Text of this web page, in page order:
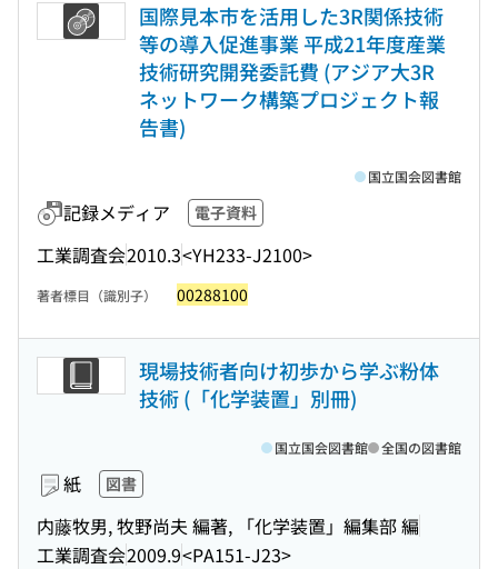
国際見本市を活用した3R関係技術
等の導入促進事業 平成21年度産業
技術研究開発委託費 (アジア大3R
ネットワーク構築プロジェクト報
告書)
記録メディア 電子資料
工業調査会2010.3<YH233-J2100>
国立国会図書館
著者標目（識別子） 00288100
現場技術者向け初歩から学ぶ粉体
技術 (「化学装置」別冊)
紙 図書
内藤牧男, 牧野尚夫 編著, 「化学装置」編集部 編
工業調査会2009.9<PA151-J23>
国立国会図書館 全国の図書館